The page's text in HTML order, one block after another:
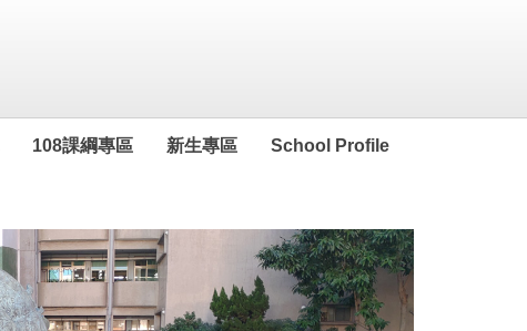
108課綱專區 新生專區 School Profile